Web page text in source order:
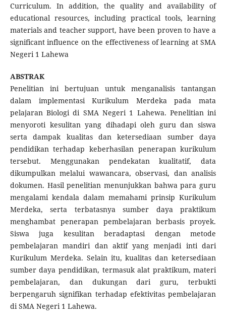
Curriculum. In addition, the quality and availability of
educational resources, including practical tools, learning
materials and teacher support, have been proven to have a
significant influence on the effectiveness of learning at SMA
Negeri 1 Lahewa
ABSTRAK
Penelitian ini bertujuan untuk menganalisis tantangan
dalam implementasi Kurikulum Merdeka pada mata
pelajaran Biologi di SMA Negeri 1 Lahewa. Penelitian ini
menyoroti kesulitan yang dihadapi oleh guru dan siswa
serta dampak kualitas dan ketersediaan sumber daya
pendidikan terhadap keberhasilan penerapan kurikulum
tersebut. Menggunakan pendekatan kualitatif, data
dikumpulkan melalui wawancara, observasi, dan analisis
dokumen. Hasil penelitian menunjukkan bahwa para guru
mengalami kendala dalam memahami prinsip Kurikulum
Merdeka, serta terbatasnya sumber daya praktikum
menghambat penerapan pembelajaran berbasis proyek.
Siswa juga kesulitan beradaptasi dengan metode
pembelajaran mandiri dan aktif yang menjadi inti dari
Kurikulum Merdeka. Selain itu, kualitas dan ketersediaan
sumber daya pendidikan, termasuk alat praktikum, materi
pembelajaran, dan dukungan dari guru, terbukti
berpengaruh signifikan terhadap efektivitas pembelajaran
di SMA Negeri 1 Lahewa.